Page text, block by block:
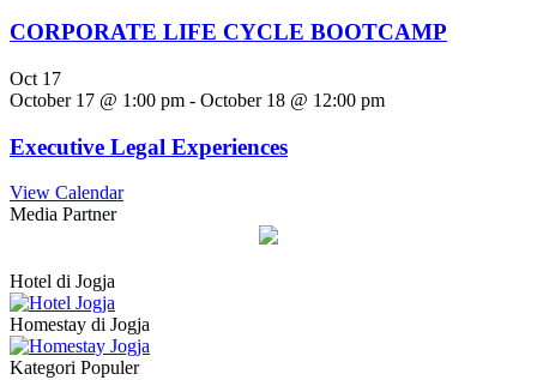
CORPORATE LIFE CYCLE BOOTCAMP
Oct 17
October 17 @ 1:00 pm - October 18 @ 12:00 pm
Executive Legal Experiences
View Calendar
Media Partner
Hotel di Jogja
Homestay di Jogja
Kategori Populer